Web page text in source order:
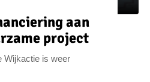
aan
project
Wijkactie is weer